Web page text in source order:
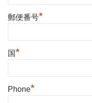
郵便番号*
国*
Phone*